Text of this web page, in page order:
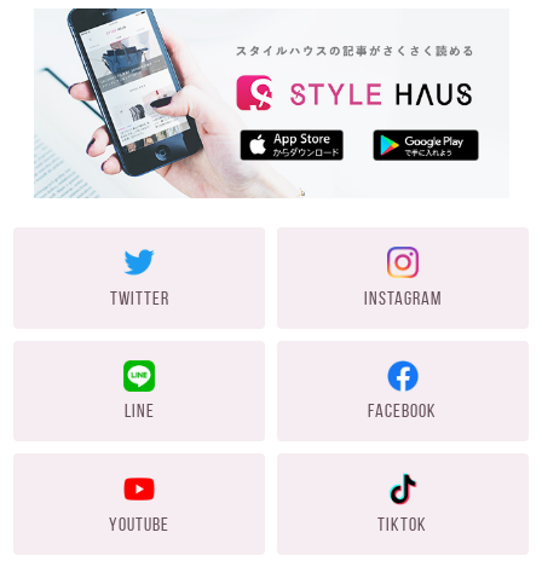
TWITTER INSTAGRAM
LINE FACEBOOK
YOUTUBE TIKTOK